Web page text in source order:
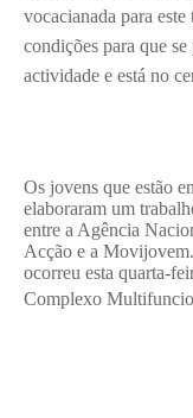
vocacianada para
condições para que
actividade e está no
Os jovens que estão
elaboraram um
entre a Agência
Acção e a
ocorreu esta quarta-
Complexo